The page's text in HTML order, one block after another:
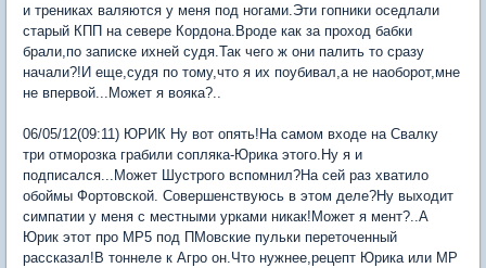
и трениках валяются у меня под ногами.Эти гопники оседлали
старый КПП на севере Кордона.Вроде как за проход бабки
брали,по записке ихней судя.Так чего ж они палить то сразу
начали?!И еще,судя по тому,что я их поубивал,а не наоборот,мне
не впервой...Может я вояка?..
06/05/12(09:11) ЮРИК Ну вот опять!На самом входе на Свалку
три отморозка грабили сопляка-Юрика этого.Ну я и
подписался...Может Шустрого вспомнил?На сей раз хватило
обоймы Фортовской. Совершенствуюсь в этом деле?Ну выходит
симпатии у меня с местными урками никак!Может я мент?..А
Юрик этот про МР5 под ПМовские пульки переточенный
рассказал!В тоннеле к Агро он.Что нужнее,рецепт Юрика или МР